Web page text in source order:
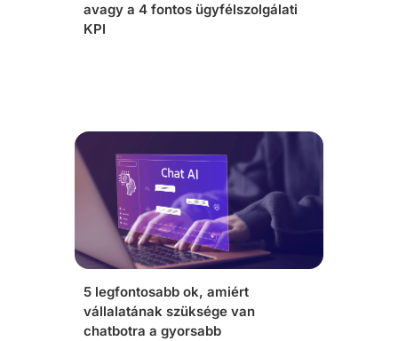
avagy a 4 fontos ügyfélszolgálati
KPI
5 legfontosabb ok, amiért
vállalatának szüksége van
chatbotra a gyorsabb